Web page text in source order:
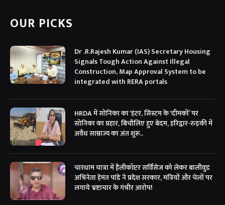
OUR PICKS
Dr .R.Rajesh Kumar (IAS) Secretary Housing
Signals Tough Action Against Illegal
Construction, Map Approval System to be
integrated with RERA portals
HRDA में सोनिका का ‘हंटर, सिस्टम के ‘दीमकों’ पर
सोनिका का प्रहार, बिचौलिए हुए बेदम, हरिद्वार-रुड़की में
अवैध साम्राज्य का अंत शुरू..
चारधाम यात्रा में हैलीकॉप्टर सर्विसेज को लेकर बालीवुड
अभिनेता हेमंत पांडे ने प्रदेश सरकार, मंत्रियों और चेलों पर
लगाये भ्रष्टाचार के गंभीर आरोप!